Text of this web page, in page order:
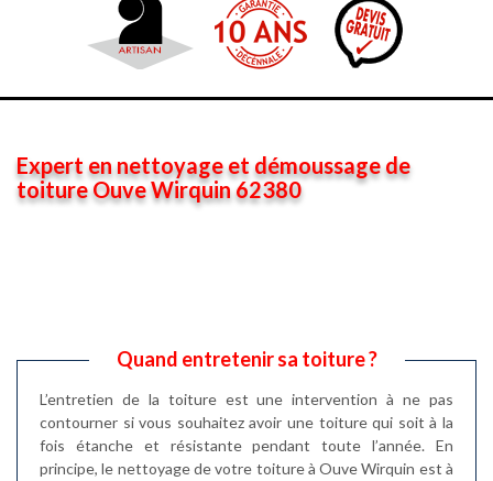
Expert en nettoyage et démoussage de
toiture Ouve Wirquin 62380
Quand entretenir sa toiture ?
L’entretien de la toiture est une intervention à ne pas
contourner si vous souhaitez avoir une toiture qui soit à la
fois étanche et résistante pendant toute l’année. En
principe, le nettoyage de votre toiture à Ouve Wirquin est à